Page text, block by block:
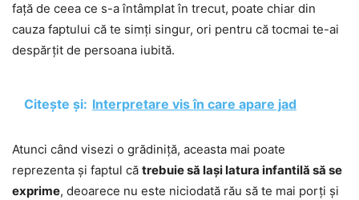
față de ceea ce s-a întâmplat în trecut, poate chiar din
cauza faptului că te simți singur, ori pentru că tocmai te-ai
despărțit de persoana iubită.
Citește și: Interpretare vis în care apare jad
Atunci când visezi o grădiniță, aceasta mai poate
reprezenta și faptul că trebuie să lași latura infantilă să se
exprime, deoarece nu este niciodată rău să te mai porți și